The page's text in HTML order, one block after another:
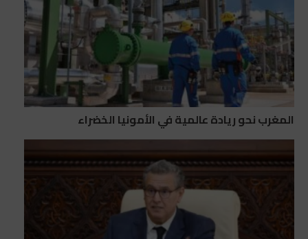
المغرب نحو ريادة عالمية في الأمونيا الخضراء